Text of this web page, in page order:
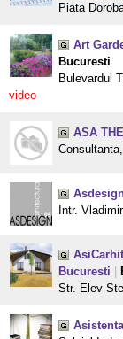
Piata
Art
Bucuresti
Bulevardul
video
ASA
Intr.
Bucuresti
Str. Elev